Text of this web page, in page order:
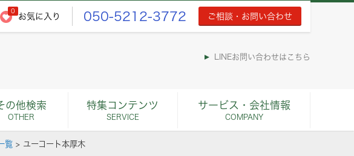
0
お気に入り 050-5212-3772 ご相談・お問い合わせ
LINEお問い合わせはこちら
の他検索
OTHER
特集コンテンツ
SERVICE
サービス・会社情報
COMPANY
覧 > ユーコート本厚木